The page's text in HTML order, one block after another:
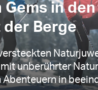
Gems in
der Berge
unberührter
in